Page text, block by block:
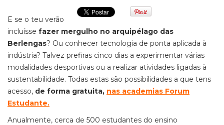
E se o teu verão
incluísse fazer mergulho no arquipélago das
Berlengas? Ou conhecer tecnologia de ponta aplicada à
indústria? Talvez prefiras cinco dias a experimentar várias
modalidades desportivas ou a realizar atividades ligadas à
sustentabilidade. Todas estas são possibilidades a que tens
acesso, de forma gratuita, nas academias Forum
Estudante.
Anualmente, cerca de 500 estudantes do ensino